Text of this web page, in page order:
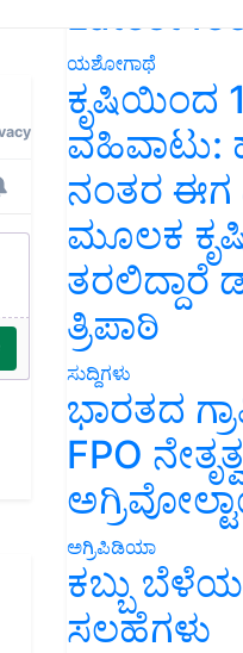
Latest
ಯಶೋಗಾಥೆ
ಕೃಷಿಯಿಂದ
ವಹಿವಾಟು:
ನಂತರ
ಮೂಲಕ ಕೃಷಿ
ತರಲಿದ್ದಾರೆ
ತ್ರಿಪಾಠಿ
ಸುದ್ದಿಗಳು
ಭಾರತದ
FPO
ಅಗ್ರಿಪಿಡಿಯಾ
ಕಬ್ಬು
ಸಲಹೆಗಳು